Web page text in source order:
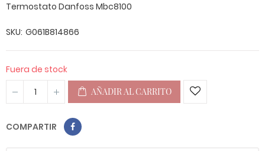
Termostato Danfoss Mbc8100
SKU G061B814866
Fuera de stock
AÑADIR AL CARRITO
COMPARTIR